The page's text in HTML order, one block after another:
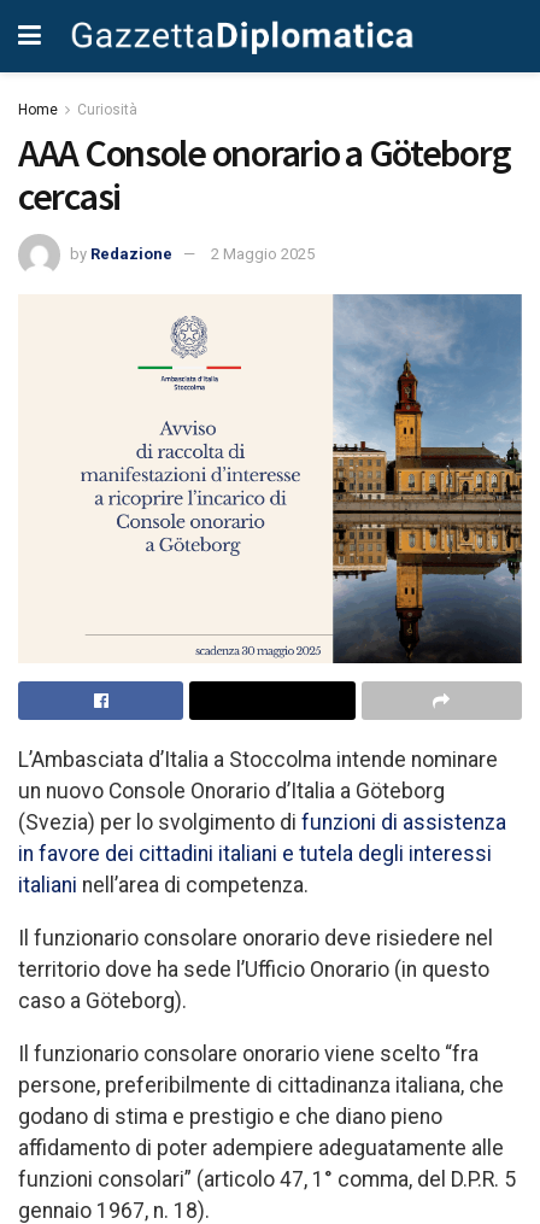
Home Curiosità
AAA Console onorario a Göteborg
cercasi
by Redazione 2 Maggio 2025
L’Ambasciata d’Italia a Stoccolma intende nominare
un nuovo Console Onorario d’Italia a Göteborg
(Svezia) per lo svolgimento di funzioni di assistenza
in favore dei cittadini italiani e tutela degli interessi
italiani nell’area di competenza.
Il funzionario consolare onorario deve risiedere nel
territorio dove ha sede l’Ufficio Onorario (in questo
caso a Göteborg).
Il funzionario consolare onorario viene scelto “fra
persone, preferibilmente di cittadinanza italiana, che
godano di stima e prestigio e che diano pieno
affidamento di poter adempiere adeguatamente alle
funzioni consolari” (articolo 47, 1° comma, del D.P.R. 5
gennaio 1967, n. 18).